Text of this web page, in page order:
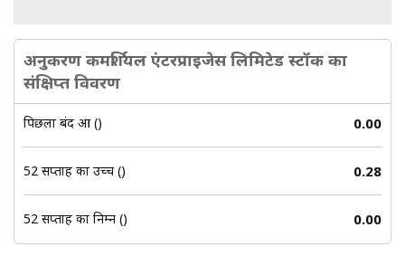
अनुकरण कमर्शियल एंटरप्राइजेस लिमिटेड स्टॉक का
संक्षिप्त विवरण
पिछला बंद हुआ (₹) 0.00
52 सप्ताह का उच्च (₹) 0.28
52 सप्ताह का निम्न (₹) 0.00